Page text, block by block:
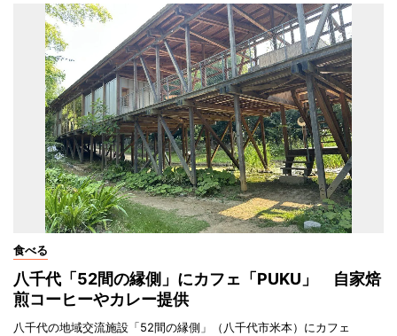
食べる
八千代「52間の縁側」にカフェ「PUKU」 自家焙
煎コーヒーやカレー提供
八千代の地域交流施設「52間の縁側」（八千代市米本）にカフェ